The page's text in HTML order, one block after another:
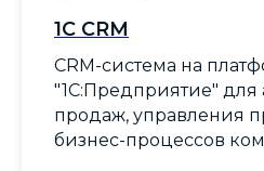
1С CRM
CRM-система на
"1С:Предприятие" для
продаж, управления
бизнес-процессов